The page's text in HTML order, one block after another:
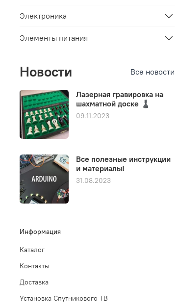
Электроника
Элементы питания
Новости Все новости
Лазерная гравировка на
шахматной доске ♟️
09.11.2023
Все полезные инструкции
и материалы!
31.08.2023
Информация
Каталог
Контакты
Доставка
Установка Спутникового ТВ